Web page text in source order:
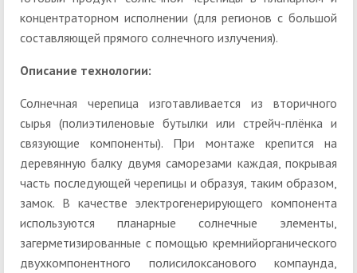
концентраторном исполнении (для регионов с большой
составляющей прямого солнечного излучения).
Описание технологии:
Солнечная черепица изготавливается из вторичного
сырья (полиэтиленовые бутылки или стрейч-плёнка и
связующие компоненты). При монтаже крепится на
деревянную балку двумя саморезами каждая, покрывая
часть последующей черепицы и образуя, таким образом,
замок. В качестве электрогенерирующего компонента
используются планарные солнечные элементы,
загерметизированные с помощью кремнийорганического
двухкомпонентного полисилоксанового компаунда,